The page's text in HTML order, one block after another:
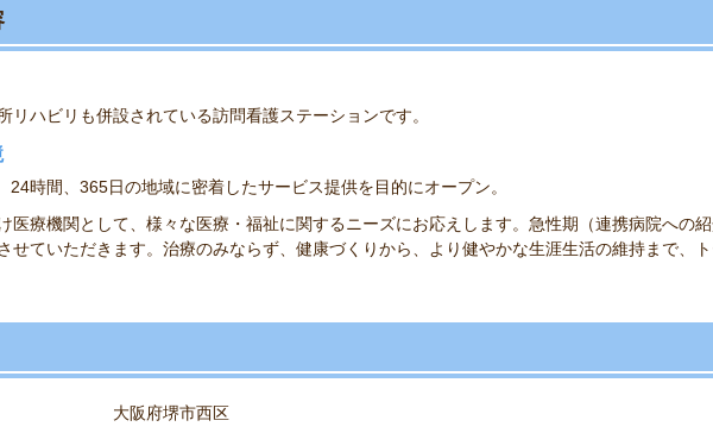
リハビリも併設されている訪問看護ステーションです。
時間、365日の地域に密着したサービス提供を目的にオープン。
医療機関として、様々な医療・福祉に関するニーズにお応えします。急性期（連携病院への
せていただきます。治療のみならず、健康づくりから、より健やかな生涯生活の維持まで、
大阪府堺市西区